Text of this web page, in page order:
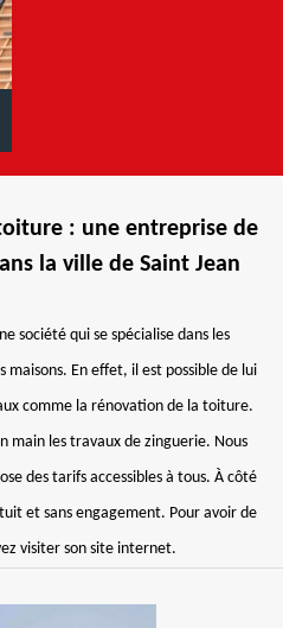
: une entreprise de
la ville de Saint Jean
société qui se spécialise dans les
En effet, il est possible de lui
comme la rénovation de la toiture.
main les travaux de zinguerie. Nous
des tarifs accessibles à tous. À côté
et sans engagement. Pour avoir de
visiter son site internet.